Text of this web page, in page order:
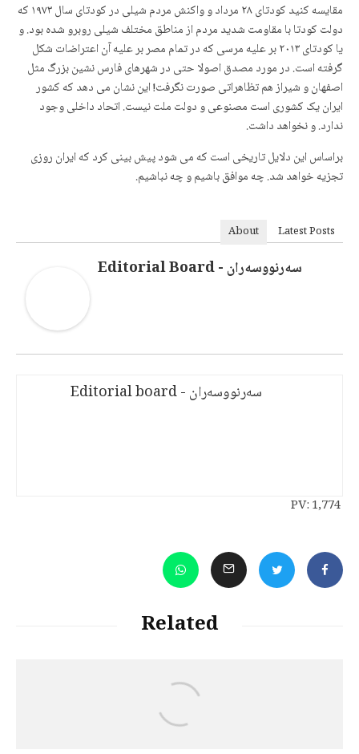
مقایسه کنید کودتای ٢٨ مرداد و واکنش مردم شیلی در کودتای سال ١٩٧٣ که
دولت کودتا با مقاومت شدید مردم از مناطق مختلف شیلی روبرو شده بود. و
یا کودتای ٢٠١٣ بر علیه مرسی که در تمام مصر بر علیه آن اعتراضات شکل
گرفته است. در مورد مصدق اصولا حتی در شهرهای فارس نشین بزرگ مثل
اصفهان و شیراز هم تظاهراتی صورت نگرفت! این نشان می دهد که کشور
ایران یک کشوری است مصنوعی و دولت ملت نیست. اتحاد داخلی وجود
ندارد. و نخواهد داشت.
براساس این دلایل تاریخی است که می شود پیش بینی کرد که ایران روزی
تجزیه خواهد شد. چه موافق باشیم و چه نباشیم.
About Latest Posts
سەرنووسەران - Editorial Board
سەرنووسەران - Editorial board
PV:1,774
Related